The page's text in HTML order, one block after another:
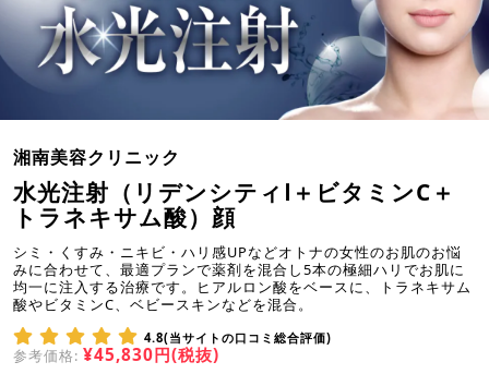
湘南美容クリニック
水光注射（リデンシティⅠ＋ビタミンC＋
トラネキサム酸）顔
シミ・くすみ・ニキビ・ハリ感UPなどオトナの女性のお肌のお悩
みに合わせて、最適プランで薬剤を混合し5本の極細ハリでお肌に
均一に注入する治療です。ヒアルロン酸をベースに、トラネキサム
酸やビタミンC、ベビースキンなどを混合。
4.8(当サイトの口コミ総合評価)
参考価格: ¥45,830円(税抜)